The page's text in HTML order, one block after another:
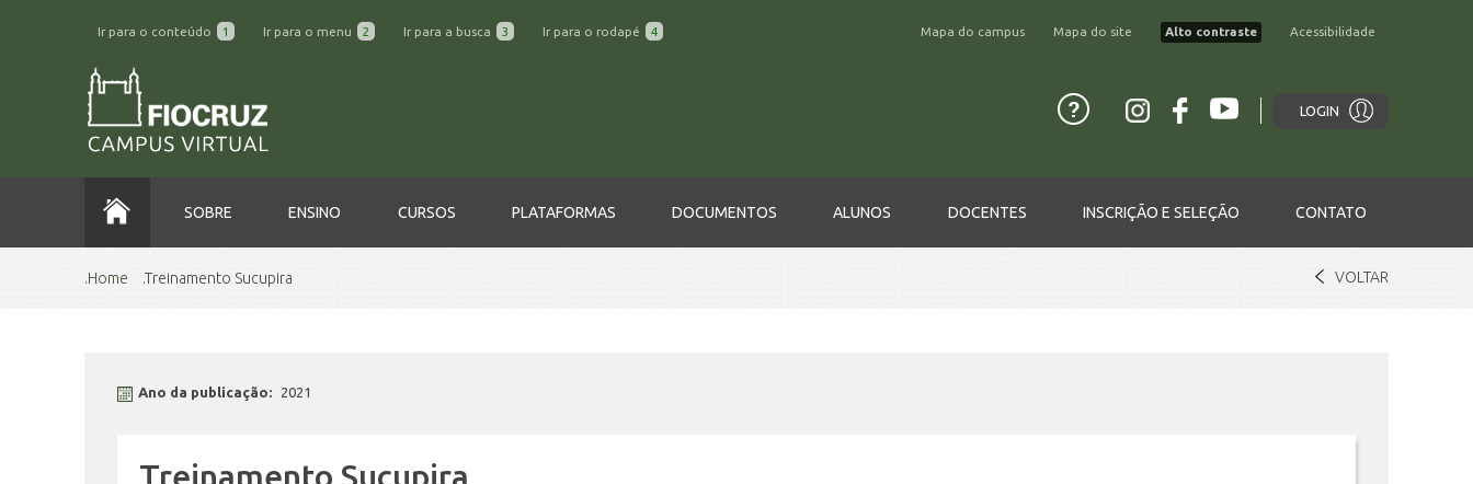
Ir para o conteúdo 1 Ir para o menu 2 Ir para a busca 3 Ir para o rodapé 4 Mapa do campus Mapa do site Alto contraste Acessibilidade
LOGIN
SOBRE ENSINO CURSOS PLATAFORMAS DOCUMENTOS ALUNOS DOCENTES INSCRIÇÃO E SELEÇÃO CONTATO
Home Treinamento Sucupira VOLTAR
Ano da publicação: 2021
Treinamento Sucupira